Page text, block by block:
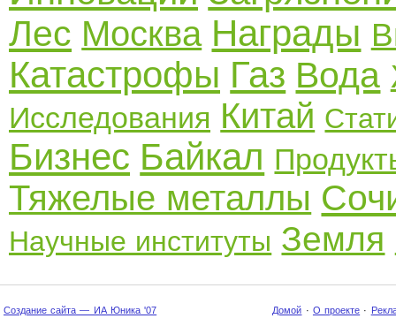
Лес Москва Награды
Катастрофы Газ Вода
Исследования Китай
Бизнес Байкал
Тяжелые металлы
Научные институты Земля
Создание сайта — ИА Юника '07 Домой · О проекте ·